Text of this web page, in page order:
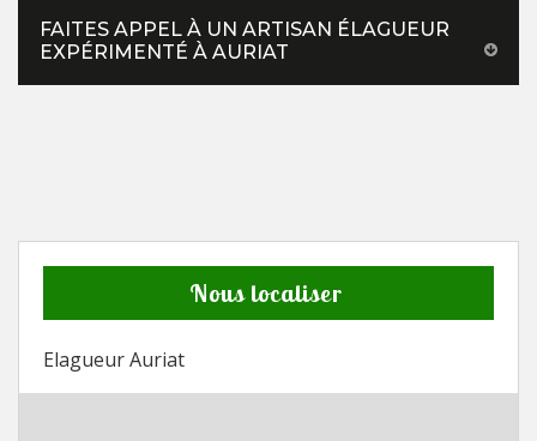
FAITES APPEL À UN ARTISAN ÉLAGUEUR
EXPÉRIMENTÉ À AURIAT
Nous localiser
Elagueur Auriat